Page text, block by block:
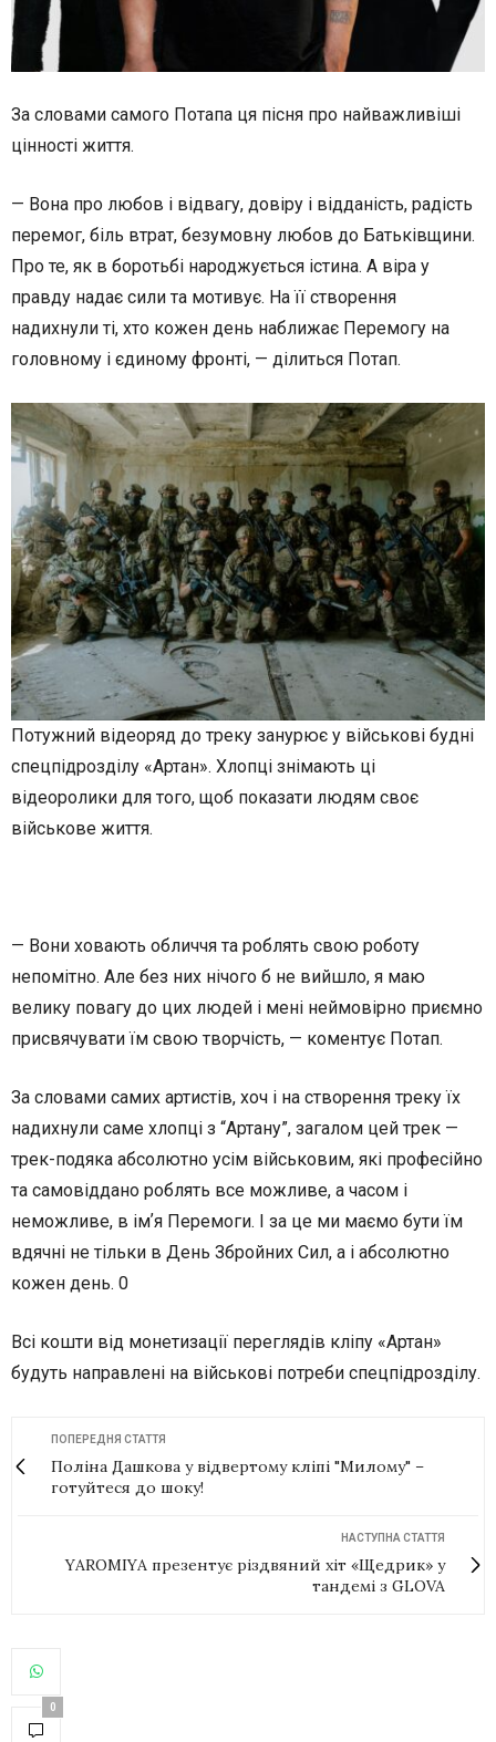
За словами самого Потапа ця пісня про найважливіші
цінності життя.
— Вона про любов і відвагу, довіру і відданість, радість
перемог, біль втрат, безумовну любов до Батьківщини.
Про те, як в боротьбі народжується істина. А віра у
правду надає сили та мотивує. На її створення
надихнули ті, хто кожен день наближає Перемогу на
головному і єдиному фронті, — ділиться Потап.
Потужний відеоряд до треку занурює у військові будні
спецпідрозділу «Артан». Хлопці знімають ці
відеоролики для того, щоб показати людям своє
військове життя.
— Вони ховають обличчя та роблять свою роботу
непомітно. Але без них нічого б не вийшло, я маю
велику повагу до цих людей і мені неймовірно приємно
присвячувати їм свою творчість, — коментує Потап.
За словами самих артистів, хоч і на створення треку їх
надихнули саме хлопці з “Артану”, загалом цей трек —
трек-подяка абсолютно усім військовим, які професійно
та самовіддано роблять все можливе, а часом і
неможливе, в імʼя Перемоги. І за це ми маємо бути їм
вдячні не тільки в День Збройних Сил, а і абсолютно
кожен день. 0
Всі кошти від монетизації переглядів кліпу «Артан»
будуть направлені на військові потреби спецпідрозділу.
ПОПЕРЕДНЯ СТАТТЯ
Поліна Дашкова у відвертому кліпі "Милому" –
готуйтеся до шоку!
НАСТУПНА СТАТТЯ
YAROMIYA презентує різдвяний хіт «Щедрик» у
тандемі з GLOVA
0